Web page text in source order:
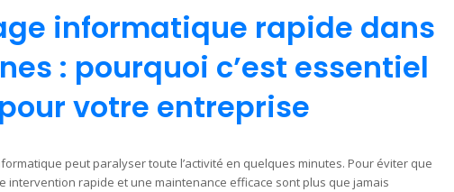
informatique rapide dans
: pourquoi c’est essentiel
pour votre entreprise
peut paralyser toute l’activité en quelques minutes. Pour éviter que
intervention rapide et une maintenance efficace sont plus que jamais